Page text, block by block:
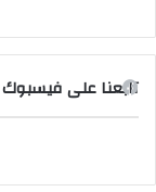
تابعنا على فيسبوك